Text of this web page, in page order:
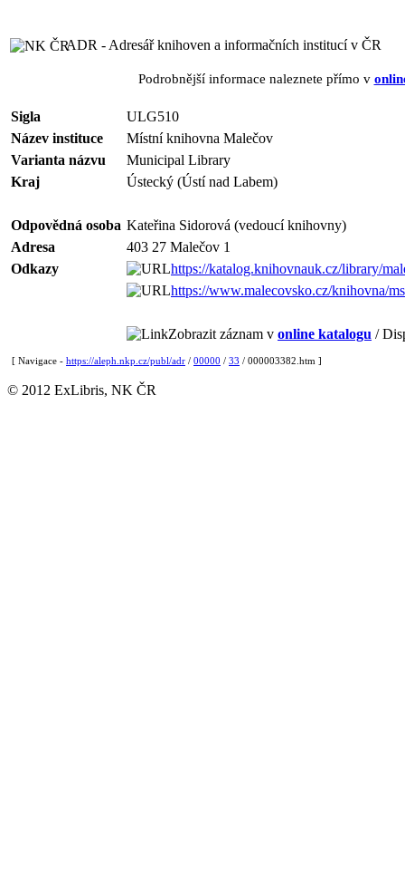
ADR - Adresář knihoven a informačních institucí v ČR
Podrobnější informace naleznete přímo v
Sigla
ULG510
Název instituce
Místní knihovna Malečov
Varianta názvu
Municipal Library
Kraj
Ústecký (Ústí nad Labem)
Odpovědná osoba Kateřina Sidorová (vedoucí knihovny)
Adresa
403 27 Malečov 1
Odkazy
https://katalog.knihovnauk.cz/library/
https://www.malecovsko.cz/knihovna/
Zobrazit záznam v online katalogu /
[ Navigace - https://aleph.nkp.cz/publ/adr / 00000 / 33 / 000003382.htm ]
© 2012 ExLibris, NK ČR